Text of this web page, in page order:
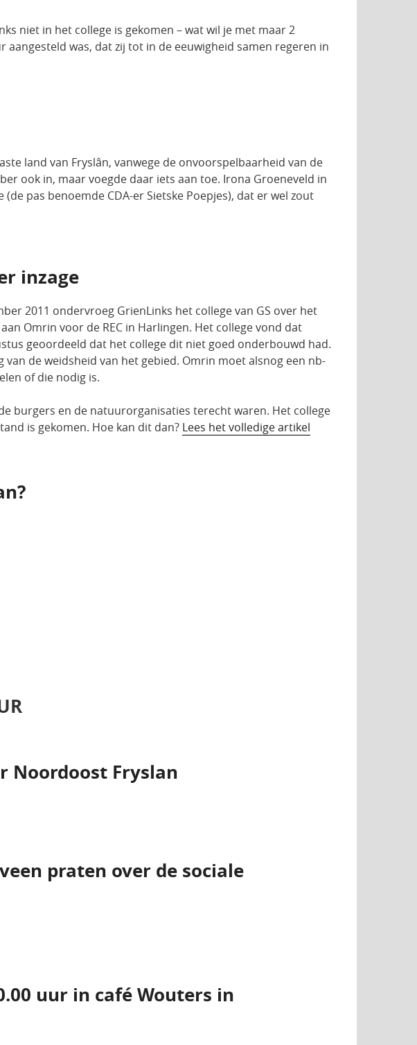
niet in het college is gekomen – wat wil je met maar 2
aangesteld was, dat zij tot in de eeuwigheid samen regeren in
land van Fryslân, vanwege de onvoorspelbaarheid van de
ook in, maar voegde daar iets aan toe. Irona Groeneveld in
pas benoemde CDA-er Sietske Poepjes), dat er wel zout
inzage
2011 ondervroeg GrienLinks het college van GS over het
Omrin voor de REC in Harlingen. Het college vond dat
geoordeeld dat het college dit niet goed onderbouwd had.
de weidsheid van het gebied. Omrin moet alsnog een nb-
of die nodig is.
burgers en de natuurorganisaties terecht waren. Het college
is gekomen. Hoe kan dit dan? Lees het volledige artikel
Noordoost Fryslan
praten over de sociale
uur in café Wouters in